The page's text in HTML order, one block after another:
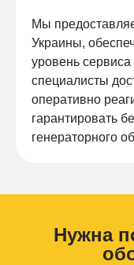
Мы
Украины,
уровень
специалисты
оперативно
гарантировать
генераторного
Нужна